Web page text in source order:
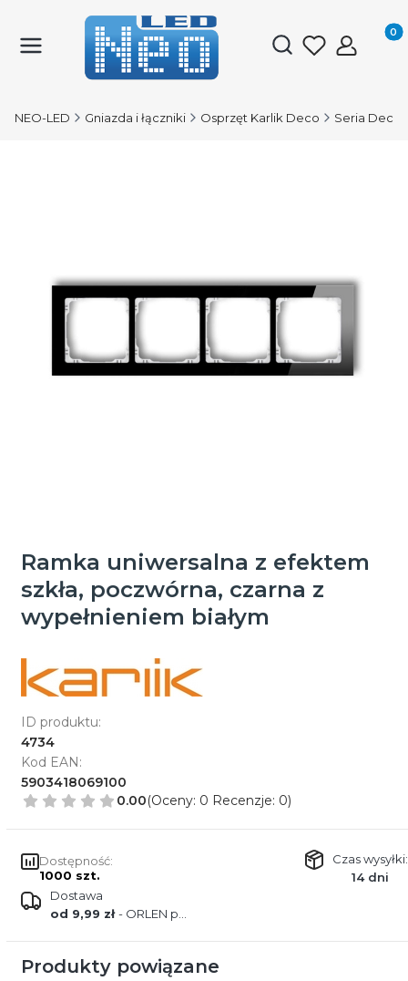
Otwórz
NEO-LED Gniazda i łączniki Osprzęt Karlik Deco Seria Deco
Ramka uniwersalna z efektem
szkła, poczwórna, czarna z
wypełnieniem białym
ID produktu:
4734
Kod EAN:
5903418069100
0.00(Oceny: 0 Recenzje: 0)
Dostępność:
1000 szt.
Czas wysyłki:
14 dni
Dostawa
od 9,99 zł- ORLEN paczka
Produkty powiązane